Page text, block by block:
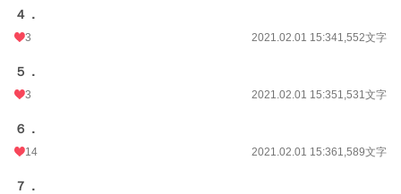
４．
3 2021.02.01 15:341,552文字
５．
3 2021.02.01 15:351,531文字
６．
14 2021.02.01 15:361,589文字
７．